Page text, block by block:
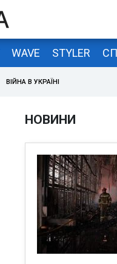
WAVE STYLER
ВІЙНА В УКРАЇНІ
НОВИНИ